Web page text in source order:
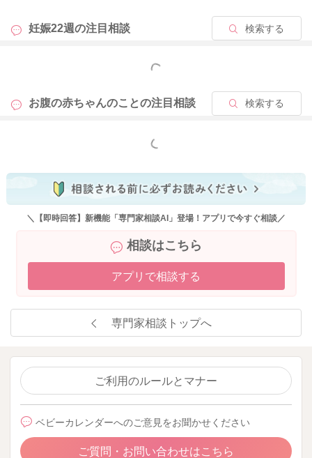
妊娠22週の注目相談 検索する
もっと見る
お腹の赤ちゃんのことの注目相談 検索する
もっと見る
＼【即時回答】新機能「専門家相談AI」登場！アプリで今すぐ相談／
相談はこちら
アプリで相談する
専門家相談トップへ
ご利用のルールとマナー
ベビーカレンダーへのご意見をお聞かせください
ご質問・お問い合わせはこちら